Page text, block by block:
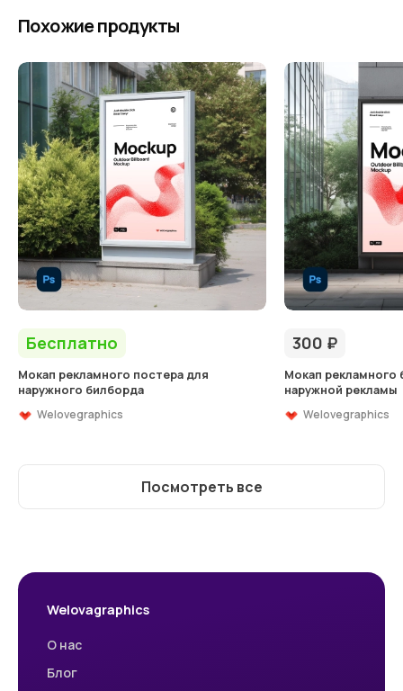
Похожие продукты
Бесплатно
Мокап рекламного постера для
наружного билборда
Welovegraphics
300 ₽
Мокап рекламного
наружной рекламы
Welovegraphics
Посмотреть все
Welovagraphics
О нас
Блог